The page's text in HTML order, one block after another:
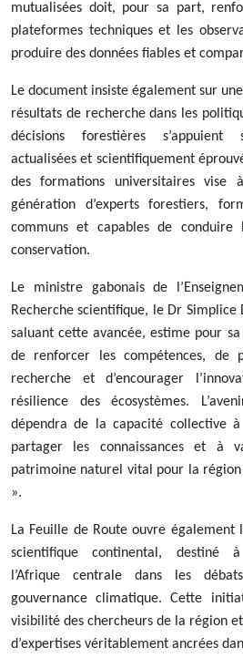
mutualisées doit, pour sa part,
plateformes techniques et les
produire des données fiables et
Le document insiste également sur
résultats de recherche dans les
décisions forestières s’appuient
actualisées et scientifiquement
des formations universitaires vise
génération d’experts forestiers,
communs et capables de conduire
conservation.
Le ministre gabonais de
Recherche scientifique, le Dr
saluant cette avancée, estime pour
de renforcer les compétences, de
recherche et d’encourager
résilience des écosystèmes.
dépendra de la capacité collective
partager les connaissances et à
patrimoine naturel vital pour la
».
La Feuille de Route ouvre également
scientifique continental, destiné
l’Afrique centrale dans les
gouvernance climatique. Cette
visibilité des chercheurs de la région
d’expertises véritablement ancrées